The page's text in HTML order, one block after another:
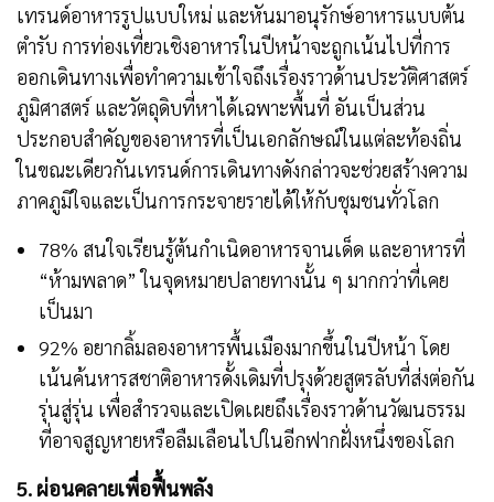
เทรนด์อาหารรูปแบบใหม่ และหันมาอนุรักษ์อาหารแบบต้น
ตำรับ การท่องเที่ยวเชิงอาหารในปีหน้าจะถูกเน้นไปที่การ
ออกเดินทางเพื่อทำความเข้าใจถึงเรื่องราวด้านประวัติศาสตร์
ภูมิศาสตร์ และวัตถุดิบที่หาได้เฉพาะพื้นที่ อันเป็นส่วน
ประกอบสำคัญของอาหารที่เป็นเอกลักษณ์ในแต่ละท้องถิ่น
ในขณะเดียวกันเทรนด์การเดินทางดังกล่าวจะช่วยสร้างความ
ภาคภูมิใจและเป็นการกระจายรายได้ให้กับชุมชนทั่วโลก
78% สนใจเรียนรู้ต้นกำเนิดอาหารจานเด็ด และอาหารที่
“ห้ามพลาด” ในจุดหมายปลายทางนั้น ๆ มากกว่าที่เคย
เป็นมา
92% อยากลิ้มลองอาหารพื้นเมืองมากขึ้นในปีหน้า โดย
เน้นค้นหารสชาติอาหารดั้งเดิมที่ปรุงด้วยสูตรลับที่ส่งต่อกัน
รุ่นสู่รุ่น เพื่อสำรวจและเปิดเผยถึงเรื่องราวด้านวัฒนธรรม
ที่อาจสูญหายหรือลืมเลือนไปในอีกฟากฝั่งหนึ่งของโลก
5. ผ่อนคลายเพื่อฟื้นพลัง